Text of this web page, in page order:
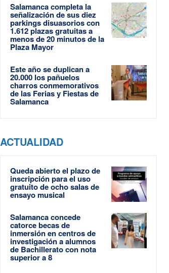
Salamanca completa la
señalización de sus diez
parkings disuasorios con
1.612 plazas gratuitas a
menos de 20 minutos de la
Plaza Mayor
Este año se duplican a
20.000 los pañuelos
charros conmemorativos
de las Ferias y Fiestas de
Salamanca
ACTUALIDAD
Queda abierto el plazo de
inscripción para el uso
gratuito de ocho salas de
ensayo musical
Salamanca concede
catorce becas de
inmersión en centros de
investigación a alumnos
de Bachillerato con nota
superior a 8